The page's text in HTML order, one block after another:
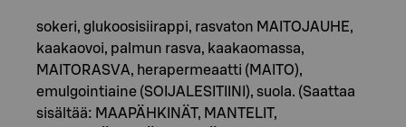
sokeri, glukoosisiirappi, rasvaton MAITOJAUHE,
kaakaovoi, palmun rasva, kaakaomassa,
MAITORASVA, herapermeaatti (MAITO),
emulgointiaine (SOIJALESITIINI), suola. (Saattaa
sisältää: MAAPÄHKINÄT, MANTELIT,